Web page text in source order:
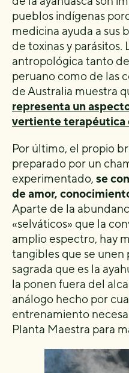
pueblos indígenas
medicina ayuda a sus
de toxinas y parásitos.
antropológica tanto
peruano como de las
de Australia muestra
representa un
vertiente terapéutica
Por último, el propio
preparado por un
experimentado, se
de amor,
Aparte de la
«selváticos» que la
amplio espectro, hay
tangibles que se unen
sagrada que es la
la ponen fuera del
análogo hecho por
entrenamiento
Planta Maestra para